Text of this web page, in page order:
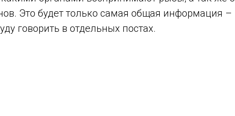
Это будет только самая общая информация –
говорить в отдельных постах.